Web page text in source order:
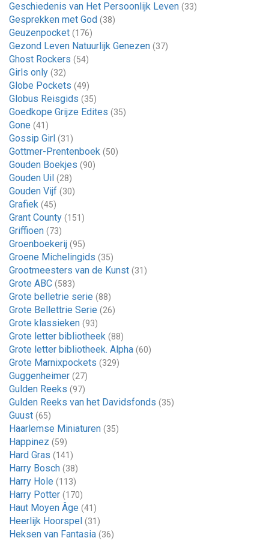
Geschiedenis van Het Persoonlijk Leven (33)
Gesprekken met God (38)
Geuzenpocket (176)
Gezond Leven Natuurlijk Genezen (37)
Ghost Rockers (54)
Girls only (32)
Globe Pockets (49)
Globus Reisgids (35)
Goedkope Grijze Edites (35)
Gone (41)
Gossip Girl (31)
Gottmer-Prentenboek (50)
Gouden Boekjes (90)
Gouden Uil (28)
Gouden Vijf (30)
Grafiek (45)
Grant County (151)
Griffioen (73)
Groenboekerij (95)
Groene Michelingids (35)
Grootmeesters van de Kunst (31)
Grote ABC (583)
Grote belletrie serie (88)
Grote Bellettrie Serie (26)
Grote klassieken (93)
Grote letter bibliotheek (88)
Grote letter bibliotheek. Alpha (60)
Grote Marnixpockets (329)
Guggenheimer (27)
Gulden Reeks (97)
Gulden Reeks van het Davidsfonds (35)
Guust (65)
Haarlemse Miniaturen (35)
Happinez (59)
Hard Gras (141)
Harry Bosch (38)
Harry Hole (113)
Harry Potter (170)
Haut Moyen Âge (41)
Heerlijk Hoorspel (31)
Heksen van Fantasia (36)